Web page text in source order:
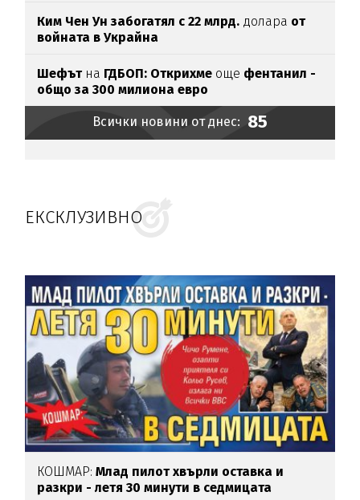
Ким Чен Ун забогатял с 22 млрд. долара от
войната в Украйна
Шефътна ГДБОП: Открихме още фентанил -
общо за 300 милиона евро
Всички новини от днес: 85
ЕКСКЛУЗИВНО
КОШМАР:Млад пилот хвърли оставка и
разкри - летя 30 минути в седмицата